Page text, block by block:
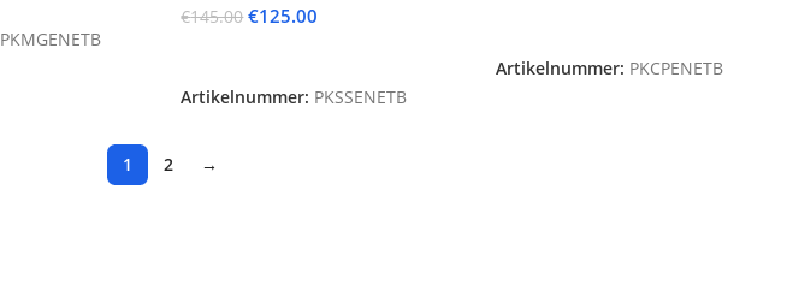
PKMGENETB
€145.00 €125.00
Artikelnummer: PKSSENETB
Artikelnummer: PKCPENETB
1 2 →